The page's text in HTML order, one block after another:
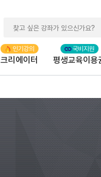
크리에이터 평생교육이용